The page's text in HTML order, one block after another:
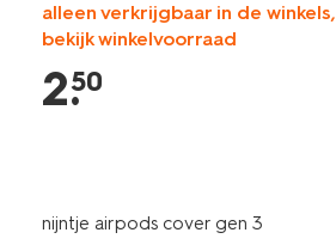
alleen verkrijgbaar in de winkels,
bekijk winkelvoorraad
2.
50
nijntje airpods cover gen 3